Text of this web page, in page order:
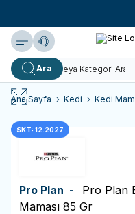
Yardım
Ara
Ana Sayfa Kedi Kedi
SKT: 12.2027
Pro Plan - Pro Plan
Maması 85 Gr